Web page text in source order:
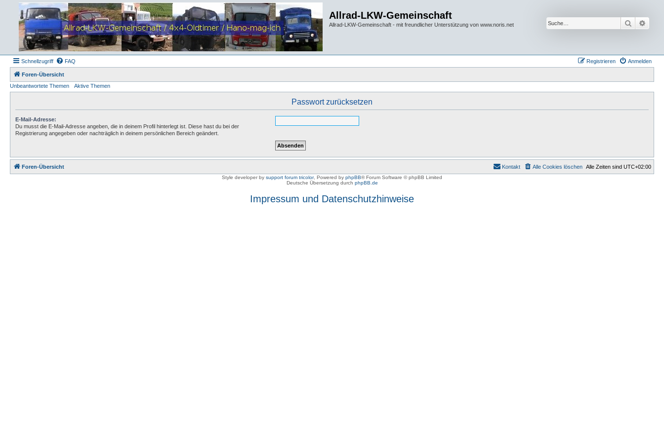
Allrad-LKW-Gemeinschaft
Allrad-LKW-Gemeinschaft - mit freundlicher Unterstützung von www.noris.net Suche
Schnellzugriff FAQ Anmelden
Registrieren
Foren-Übersicht
Unbeantwortete Themen
Aktive Themen
Passwort zurücksetzen
E-Mail-Adresse:
Du musst die E-Mail-Adresse angeben, die in deinem Profil hinterlegt ist. Diese hast du bei der
Registrierung angegeben oder nachträglich in deinem persönlichen Bereich geändert.
Foren-Übersicht Alle Zeiten sind UTC+02:00
Alle Cookies löschen
Kontakt
Style developer by support forum tricolor, Powered by phpBB® Forum Software © phpBB Limited
Deutsche Übersetzung durch phpBB.de
Impressum und Datenschutzhinweise